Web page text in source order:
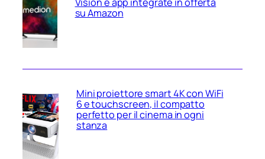
su Amazon
Mini proiettore smart 4K con WiFi
6 e touchscreen, il compatto
perfetto per il cinema in ogni
stanza